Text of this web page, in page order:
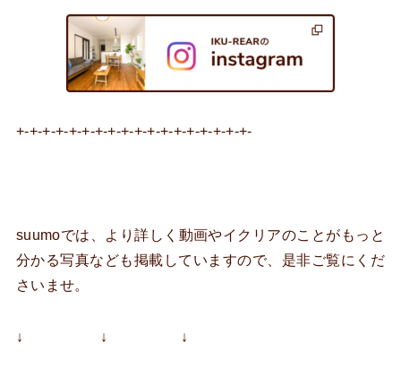
+-+-+-+-+-+-+-+-+-+-+-+-+-+-+-+-+-+-
suumoでは、より詳しく動画やイクリアのことがもっと
分かる写真なども掲載していますので、是非ご覧にくだ
さいませ。
↓ ↓ ↓